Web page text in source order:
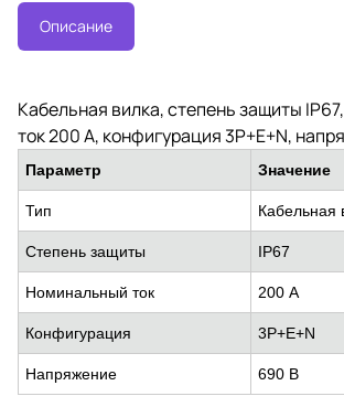
Описание
Кабельная вилка, степень защиты
ток 200 А, конфигурация 3P+E+N,
Параметр Значение
Тип Кабельная
Степень защиты IP67
Номинальный ток 200 А
Конфигурация 3P+E+N
Напряжение 690 В